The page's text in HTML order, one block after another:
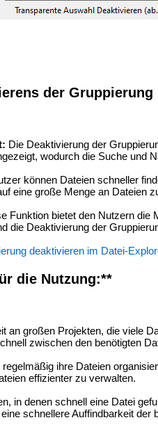
der
Die Deaktivierung der
wodurch die Suche und
können Dateien schneller
eine große Menge an Dateien
Funktion bietet den Nutzern die
die Deaktivierung der
deaktivieren im Datei-
die Nutzung:**
an großen Projekten, die viele
zwischen den benötigten
regelmäßig ihre Dateien
effizienter zu verwalten.
in denen schnell eine Datei
schnellere Auffindbarkeit der